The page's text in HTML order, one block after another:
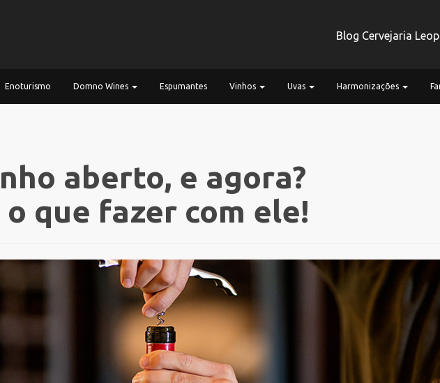
Blog Cervejaria
Enoturismo Domno Wines Espumantes Vinhos Uvas Harmonizações
aberto, e agora?
o que fazer com ele!